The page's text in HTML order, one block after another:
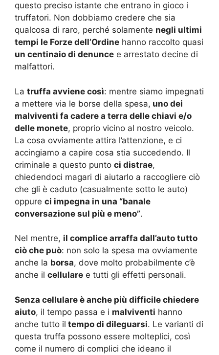
questo preciso istante che entrano in gioco i
truffatori. Non dobbiamo credere che sia
qualcosa di raro, perché solamente negli ultimi
tempi le Forze dell’Ordine hanno raccolto quasi
un centinaio di denunce e arrestato decine di
malfattori.
La truffa avviene così: mentre siamo impegnati
a mettere via le borse della spesa, uno dei
malviventi fa cadere a terra delle chiavi e/o
delle monete, proprio vicino al nostro veicolo.
La cosa ovviamente attira l’attenzione, e ci
accingiamo a capire cosa stia succedendo. Il
criminale a questo punto ci distrae,
chiedendoci magari di aiutarlo a raccogliere ciò
che gli è caduto (casualmente sotto le auto)
oppure ci impegna in una “banale
conversazione sul più e meno”.
Nel mentre, il complice arraffa dall’auto tutto
ciò che può: non solo la spesa ma ovviamente
anche la borsa, dove molto probabilmente c’è
anche il cellulare e tutti gli effetti personali.
Senza cellulare è anche più difficile chiedere
aiuto, il tempo passa e i malviventi hanno
anche tutto il tempo di dileguarsi. Le varianti di
questa truffa possono essere molteplici, così
come il numero di complici che ideano il